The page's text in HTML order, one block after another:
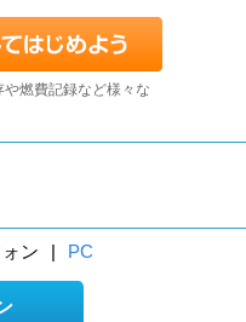
燃費記録など様々な
ン | PC